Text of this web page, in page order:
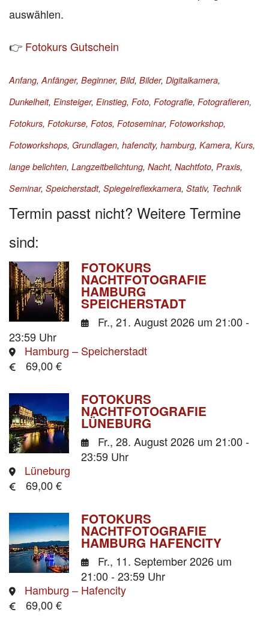
auswählen.
👉 Fotokurs Gutschein
Anfang, Anfänger, Beginner, Bild, Bilder, Digitalkamera,
Dunkelheit, Einsteiger, Einstieg, Foto, Fotografie, Fotografieren,
Fotokurs, Fotokurse, Fotos, Fotoseminar, Fotoworkshop,
Fotoworkshops, Grundlagen, hafencity, hamburg, Kamera, Kurs,
lange belichten, Langzeitbelichtung, Nacht, Nachtfoto, Praxis,
Seminar, Speicherstadt, Spiegelreflexkamera, Stativ, Technik
Termin passt nicht? Weitere Termine
sind:
FOTOKURS
NACHTFOTOGRAFIE
HAMBURG
SPEICHERSTADT
Fr., 21. August 2026 um 21:00 -
23:59 Uhr
Hamburg – Speicherstadt
69,00 €
FOTOKURS
NACHTFOTOGRAFIE
LÜNEBURG
Fr., 28. August 2026 um 21:00 -
23:59 Uhr
Lüneburg
69,00 €
FOTOKURS
NACHTFOTOGRAFIE
HAMBURG HAFENCITY
Fr., 11. September 2026 um
21:00 - 23:59 Uhr
Hamburg – Hafencity
69,00 €